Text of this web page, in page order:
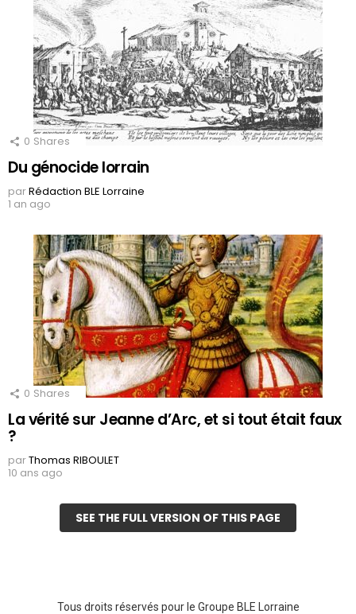
0 Shares
Du génocide lorrain
parRédaction BLE Lorraine
1 an ago
0 Shares
La vérité sur Jeanne d’Arc, et si tout était faux
?
parThomas RIBOULET
10 ans ago
SEE THE FULL VERSION OF THIS PAGE
Tous droits réservés pour le Groupe BLE Lorraine